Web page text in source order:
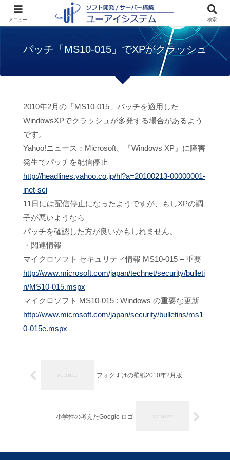
お知らせ
パッチ「MS10-015」で
XPがクラッシュ
パッチ「MS10-015」でXPがクラッシュ
2010年2月の「MS10-015」パッチを適用した
WindowsXPでクラッシュが多発する場合があるよう
です。
Yahoo!ニュース：Microsoft、『Windows XP』に障害
発生でパッチを配信停止
http://headlines.yahoo.co.jp/hl?a=20100213-00000001-
inet-sci
11日には配信停止になったようですが、もしXPの調
子が悪いようなら
パッチを確認した方が良いかもしれません。
・関連情報
マイクロソフト セキュリティ情報 MS10-015 – 重要
http://www.microsoft.com/japan/technet/security/bulleti
n/MS10-015.mspx
マイクロソフト MS10-015 : Windows の重要な更新
http://www.microsoft.com/japan/security/bulletins/ms1
0-015e.mspx
フォクすけの壁紙2010年2月版
小学性の考えたGoogle ロゴ
メニュー 検索